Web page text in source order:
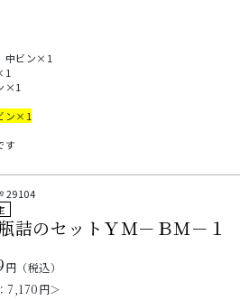
中ビン×1
×1
ン×1
す
29104
詰のセットＹＭ－ＢＭ－１
円（税込）
7,170円＞